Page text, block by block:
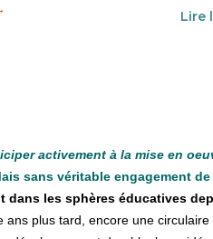
Lire
activement à la mise en
sans véritable engagement
dans les sphères éducatives
plus tard, encore une